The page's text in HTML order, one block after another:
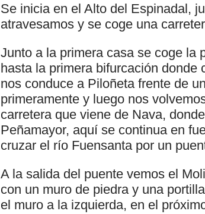
Se inicia en el Alto del Espinadal,
atravesamos y se coge una
Junto a la primera casa se coge la
hasta la primera bifurcación
nos conduce a Piloñeta frente de
primeramente y luego nos
carretera que viene de Nava,
Peñamayor, aquí se continua en
cruzar el río Fuensanta por un
A la salida del puente vemos el
con un muro de piedra y una
el muro a la izquierda, en el